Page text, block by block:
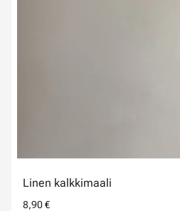
Linen kalkkimaali
8,90 €